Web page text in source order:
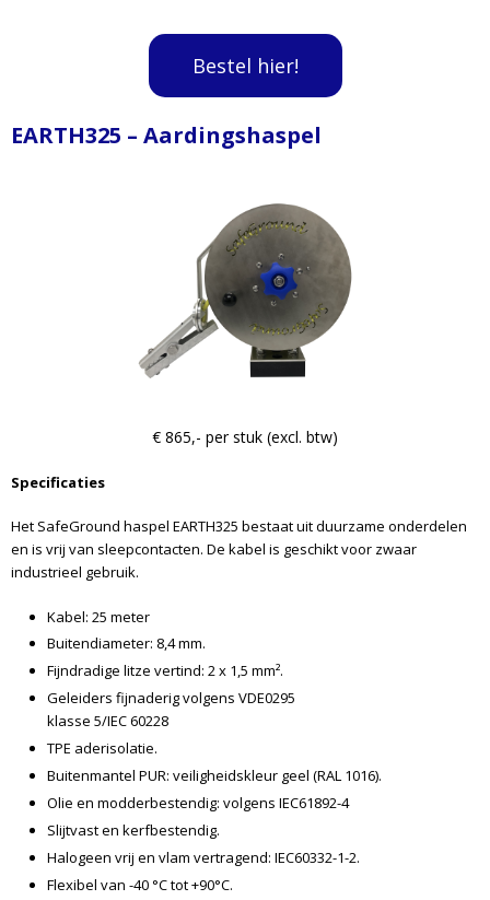
Bestel hier!
EARTH325 – Aardingshaspel
€ 865,- per stuk (excl. btw)
Specificaties
Het SafeGround haspel EARTH325 bestaat uit duurzame onderdelen
en is vrij van sleepcontacten. De kabel is geschikt voor zwaar
industrieel gebruik.
Kabel: 25 meter
Buitendiameter: 8,4 mm.
Fijndradige litze vertind: 2 x 1,5 mm².
Geleiders fijnaderig volgens VDE0295
klasse 5/IEC 60228
TPE aderisolatie.
Buitenmantel PUR: veiligheidskleur geel (RAL 1016).
Olie en modderbestendig: volgens IEC61892-4
Slijtvast en kerfbestendig.
Halogeen vrij en vlam vertragend: IEC60332-1-2.
Flexibel van -40 °C tot +90°C.